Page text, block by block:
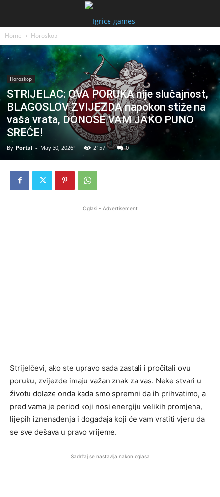
Home Horoskop
Horoskop
STRIJELAC: OVA PORUKA nije slučajnost,
BLAGOSLOV ZVIJEZDA napokon stiže na
vaša vrata, DONOSE VAM JAKO PUNO
SREĆE!
By Portal - May 30, 2026 2157 0
Oglasi - Advertisement
Strijelčevi, ako ste upravo sada zastali i pročitali ovu
poruku, zvijezde imaju važan znak za vas. Neke stvari u
životu dolaze onda kada smo spremni da ih prihvatimo, a
pred vama je period koji nosi energiju velikih promjena,
lijepih iznenađenja i događaja koji će vam vratiti vjeru da
se sve dešava u pravo vrijeme.
Sadržaj se nastavlja nakon oglasa